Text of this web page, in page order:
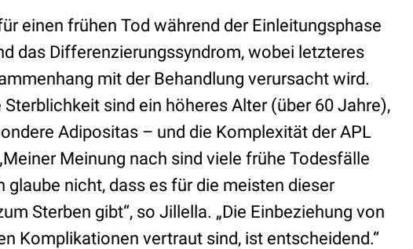
einen frühen Tod während der Einleitungsphase
das Differenzierungssyndrom, wobei letzteres
mit der Behandlung verursacht wird.
sind ein höheres Alter (über 60 Jahre),
Adipositas – und die Komplexität der APL
Meinung nach sind viele frühe Todesfälle
glaube nicht, dass es für die meisten dieser
Sterben gibt“, so Jillella. „Die Einbeziehung von
Komplikationen vertraut sind, ist entscheidend.“